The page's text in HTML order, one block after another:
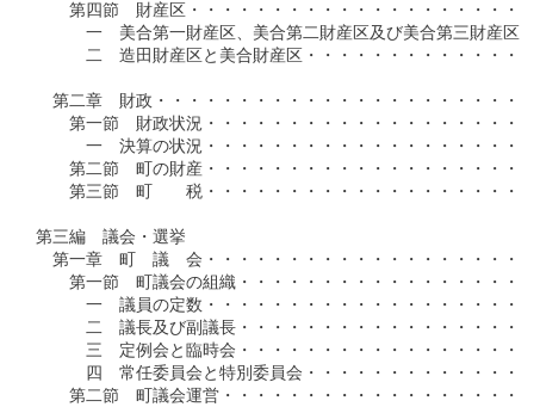
第四節　財産区・・・・・・・・・・・・・・・・・・・・
一　美合第一財産区、美合第二財産区及び美合第三財産区・
二　造田財産区と美合財産区・・・・・・・・・・・・・・
第二章　財政・・・・・・・・・・・・・・・・・・・・・・
第一節　財政状況・・・・・・・・・・・・・・・・・・・
一　決算の状況・・・・・・・・・・・・・・・・・・・・
第二節　町の財産・・・・・・・・・・・・・・・・・・・
第三節　町　　税・・・・・・・・・・・・・・・・・・・
第三編　議会・選挙
第一章　町　議　会・・・・・・・・・・・・・・・・・・・
第一節　町議会の組織・・・・・・・・・・・・・・・・・
一　議員の定数・・・・・・・・・・・・・・・・・・・・
二　議長及び副議長・・・・・・・・・・・・・・・・・・
三　定例会と臨時会・・・・・・・・・・・・・・・・・・
四　常任委員会と特別委員会・・・・・・・・・・・・・・
第二節　町議会運営・・・・・・・・・・・・・・・・・・